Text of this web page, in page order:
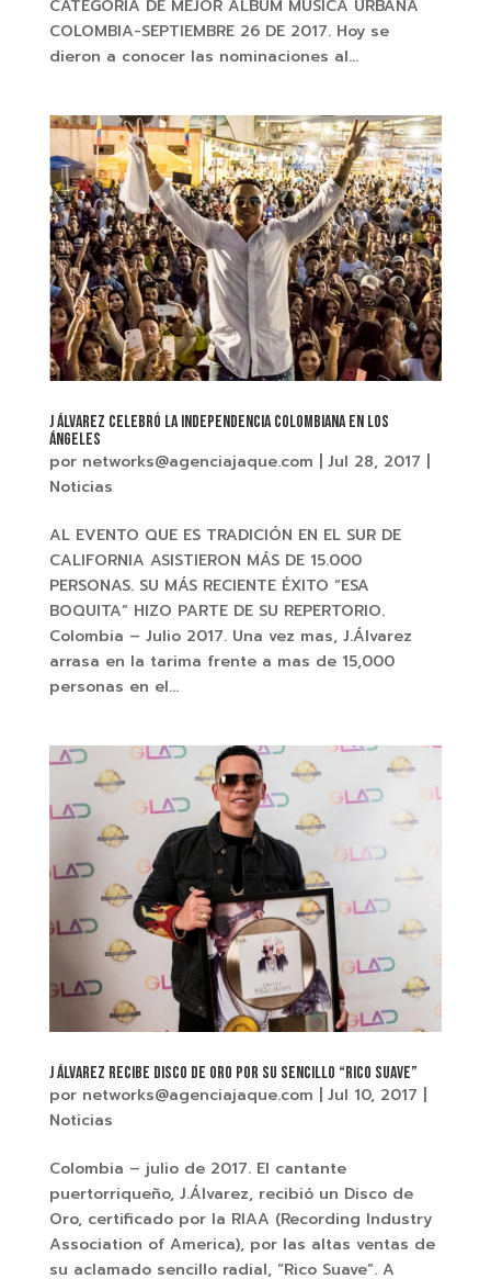
CATEGORIA DE MEJOR ÁLBUM MÚSICA URBANA
COLOMBIA-SEPTIEMBRE 26 DE 2017. Hoy se
dieron a conocer las nominaciones al...
J ÁLVAREZ celebró la independencia colombiana en Los
Ángeles
por networks@agenciajaque.com Jul 28, 2017
Noticias
AL EVENTO QUE ES TRADICIÓN EN EL SUR DE
CALIFORNIA ASISTIERON MÁS DE 15.000
PERSONAS. SU MÁS RECIENTE ÉXITO “ESA
BOQUITA” HIZO PARTE DE SU REPERTORIO.
Colombia – Julio 2017. Una vez mas, J.Álvarez
arrasa en la tarima frente a mas de 15,000
personas en el...
J ÁLVAREZ recibe Disco de Oro por su sencillo “RICO SUAVE”
por networks@agenciajaque.com | Jul 10, 2017 |
Noticias
Colombia – julio de 2017. El cantante
puertorriqueño, J.Álvarez, recibió un Disco de
Oro, certificado por la RIAA (Recording Industry
Association of America), por las altas ventas de
su aclamado sencillo radial, “Rico Suave”. A